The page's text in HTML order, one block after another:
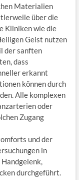
Materialien
über die
Kliniken wie die
Geist nutzen
der sanften
dass
erkannt
können durch
Alle komplexen
oder
Zugang
und der
in
durchgeführt.